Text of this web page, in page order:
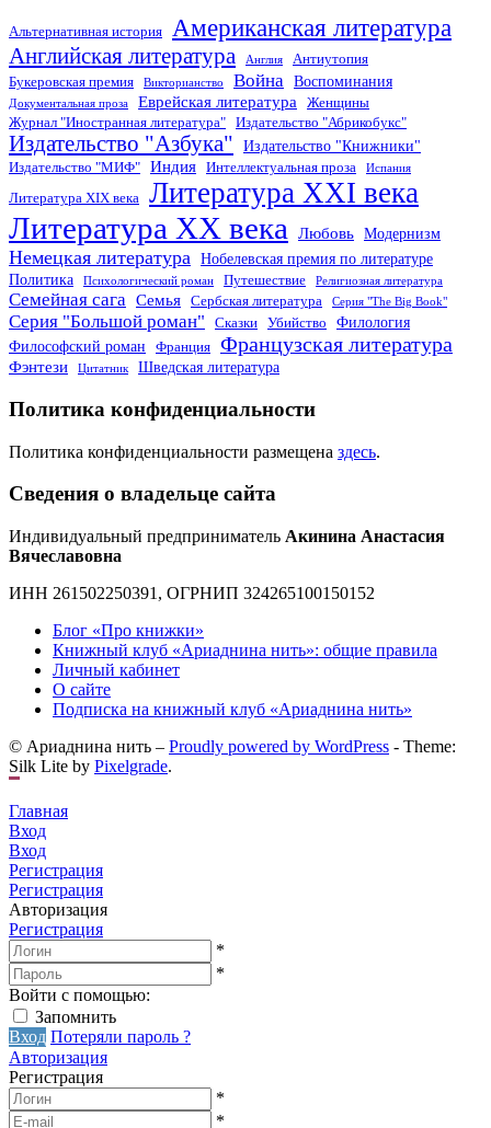
Альтернативная история Американская литература
Английская литература Англия
Антиутопия
Букеровская премия
Викторианство Война Воспоминания
Документальная проза Еврейская литература
Женщины
Журнал "Иностранная литература"
Издательство "Абрикобукс"
Издательство "Азбука" Издательство "Книжники"
Издательство "МИФ" Индия Интеллектуальная проза Испания
Литература XIX века Литература XXI века
Литература XX века Любовь Модернизм
Немецкая литература Нобелевская премия по литературе
Политика
Психологический роман Путешествие Религиозная литература
Семейная сага Семья Сербская литература Серия "The Big Book"
Серия "Большой роман" Сказки Убийство
Филология
Философский роман
Франция Французская литература
Фэнтези Цитатник Шведская литература
Политика конфиденциальности
Политика конфиденциальности размещена здесь.
Сведения о владельце сайта
Индивидуальный предприниматель Акинина Анастасия
Вячеславовна
ИНН 261502250391, ОГРНИП 324265100150152
Блог «Про книжки»
Книжный клуб «Ариаднина нить»: общие правила
Личный кабинет
О сайте
Подписка на книжный клуб «Ариаднина нить»
© Ариаднина нить – Proudly powered by WordPress - Theme:
Silk Lite by Pixelgrade.
Главная
Вход
Вход
Регистрация
Регистрация
Авторизация
Регистрация
*
*
Войти с помощью:
Запомнить
Вход Потеряли пароль ?
Авторизация
Регистрация
*
*